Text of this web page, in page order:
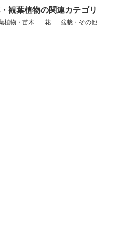
観葉植物の関連カテゴリ
植物・苗木 花 盆栽・その他